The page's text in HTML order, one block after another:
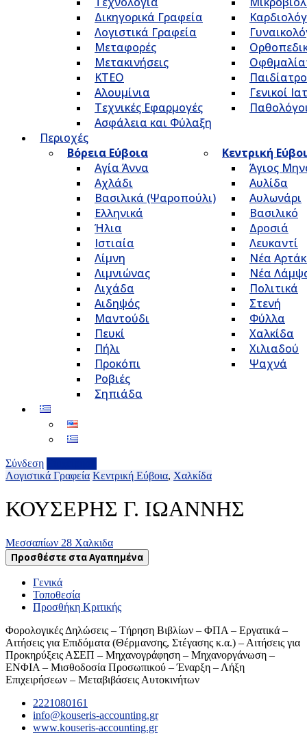
Δικηγορικά Γραφεία
Λογιστικά Γραφεία
Μεταφορές
Μετακινήσεις
ΚΤΕΟ
Αλουμίνια
Τεχνικές Εφαρμογές
Ασφάλεια και Φύλαξη
Γενικοί
Περιοχές
Βόρεια Εύβοια
Αγία Άννα
Αχλάδι
Βασιλικά (Ψαροπούλι)
Ελληνικά
Ήλια
Ιστιαία
Λίμνη
Λιμνιώνας
Λιχάδα
Αιδηψός
Μαντούδι
Πευκί
Πήλι
Προκόπι
Ροβιές
Σηπιάδα
Κεντρική
Άγιος
Αυλίδα
Αυλωνάρι
Βασιλικό
Δροσιά
Λευκαντί
Νέα
Νέα
Πολιτικά
Στενή
Φύλλα
Χαλκίδα
Χιλιαδού
Ψαχνά
Σύνδεση
Λογιστικά Γραφεία Κεντρική Εύβοια, Χαλκίδα
ΚΟΥΣΕΡΗΣ Γ. ΙΩΑΝΝΗΣ
Μεσσαπίων 28 Χαλκιδα
Προσθέστε στα Αγαπημένα
Γενικά
Τοποθεσία
Προσθήκη Κριτικής
Φορολογικές Δηλώσεις – Τήρηση Βιβλίων – ΦΠΑ – Εργατικά –
Αιτήσεις για Επιδόματα (Θέρμανσης, Στέγασης κ.α.) – Αιτήσεις για
Προκηρύξεις ΑΣΕΠ – Μηχανογράφηση – Μηχανοργάνωση –
ΕΝΦΙΑ – Μισθοδοσία Προσωπικού – Έναρξη – Λήξη
Επιχειρήσεων – Μεταβιβάσεις Αυτοκινήτων
2221080161
info@kouseris-accounting.gr
www.kouseris-accounting.gr